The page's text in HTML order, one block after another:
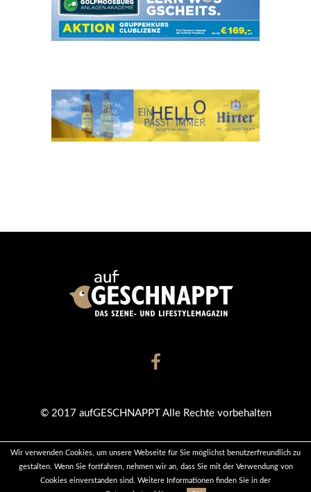
Wir verwenden Cookies, um unsere Webseite für Sie möglichst benutzerfreundlich zu
gestalten. Wenn Sie fortfahren, nehmen wir an, dass Sie mit der Verwendung von
Cookies einverstanden sind. Weitere Informationen finden Sie in der
© 2017 aufGESCHNAPPT Alle Rechte vorbehalten
KONTAKT DATENSCHUTZ IMPRESSUM